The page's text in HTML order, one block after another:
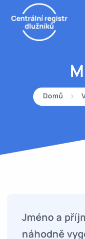
Domů
Jméno a
náhodně